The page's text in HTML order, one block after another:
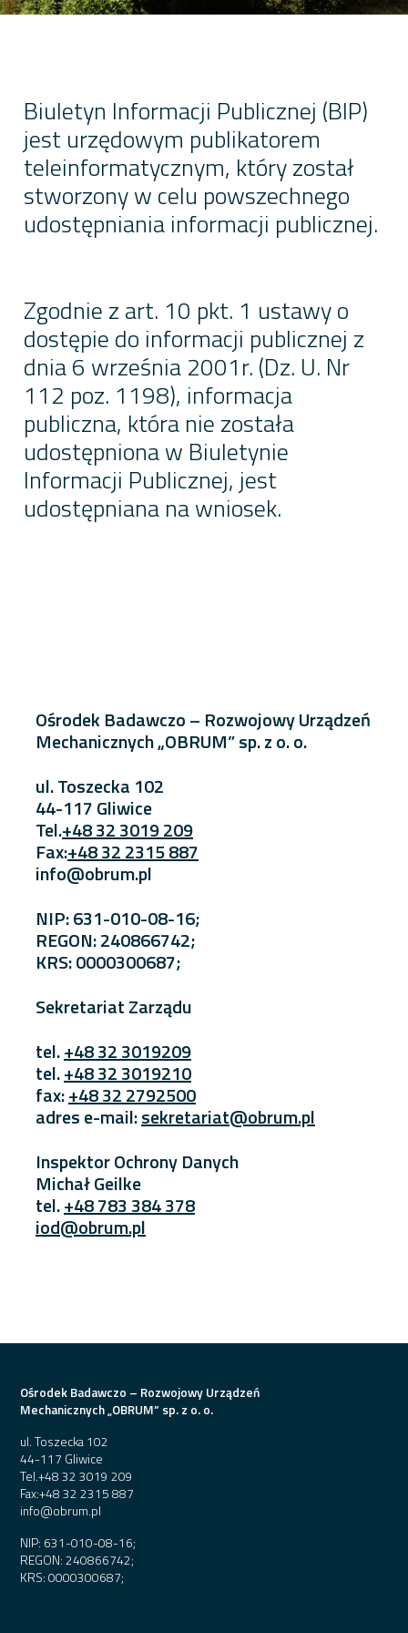
Biuletyn Informacji Publicznej (BIP)
jest urzędowym publikatorem
teleinformatycznym, który został
stworzony w celu powszechnego
udostępniania informacji publicznej.
Zgodnie z art. 10 pkt. 1 ustawy o
dostępie do informacji publicznej z
dnia 6 września 2001r. (Dz. U. Nr
112 poz. 1198), informacja
publiczna, która nie została
udostępniona w Biuletynie
Informacji Publicznej, jest
udostępniana na wniosek.
Ośrodek Badawczo – Rozwojowy Urządzeń
Mechanicznych „OBRUM” sp. z o. o.
ul. Toszecka 102
44-117 Gliwice
Tel.+48 32 3019 209
Fax:+48 32 2315 887
info@obrum.pl
NIP: 631-010-08-16;
REGON: 240866742;
KRS: 0000300687;
Sekretariat Zarządu
tel.+48 32 3019209
tel.+48 32 3019210
fax:+48 32 2792500
adres e-mail:sekretariat@obrum.pl
Inspektor Ochrony Danych
Michał Geilke
tel.+48 783 384 378
iod@obrum.pl
Ośrodek Badawczo – Rozwojowy Urządzeń
Mechanicznych „OBRUM” sp. z o. o.
ul. Toszecka 102
44-117 Gliwice
Tel.+48 32 3019 209
Fax:+48 32 2315 887
info@obrum.pl
NIP: 631-010-08-16;
REGON: 240866742;
KRS: 0000300687;